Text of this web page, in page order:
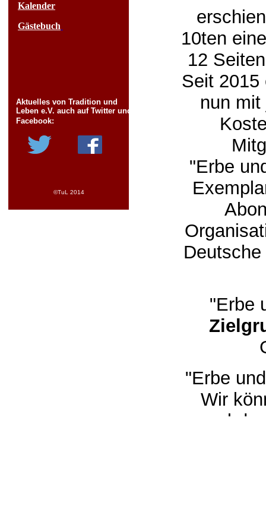
Aktuelles von Tradition und
Leben e.V. auch auf Twitter und
Facebook:
©TuL 2014
Kalender
Gästebuch
10ten
12
Seit
nun
"Erbe
"Erbe
"Erbe
Wir